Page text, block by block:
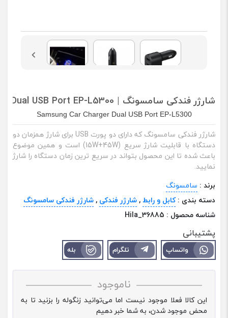
شارژر فندکی سامسونگ | Samsung Car Charger Dual USB Port EP-L5300
Samsung Car Charger Dual USB Port EP-L5300
شارژر فندکی سامسونگ که دارای دو پورت USB برای شارژ همزمان دو
دستگاه با قابلیت شارژ سریع (15W+45W) است و همین موضوع
باعث شده تا این محصول بتواند در سریع ترین زمان دستگاه را شارژ
نمایید.
برند : سامسونگ
دسته بندی :کابل و رابط ,شارژر فندکی ,شارژر فندکی سامسونگ
شناسه محصول : Hila_36885
پشتیبانی
واتساپ تلگرام بله
ناموجود
این کالا فعلا موجود نیست اما می‌توانید زنگوله را بزنید تا به
محض موجود شدن، به شما خبر دهیم